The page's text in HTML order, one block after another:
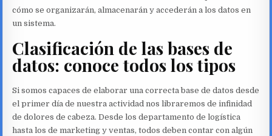
cómo se organizarán, almacenarán y accederán a los datos en
un sistema.
Clasificación de las bases de
datos: conoce todos los tipos
Si somos capaces de elaborar una correcta base de datos desde
el primer día de nuestra actividad nos libraremos de infinidad
de dolores de cabeza. Desde los departamento de logística
hasta los de marketing y ventas, todos deben contar con algún